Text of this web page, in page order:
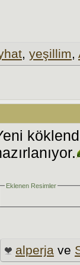
, yeşillim,
Eklenen Resimler
alperja ve